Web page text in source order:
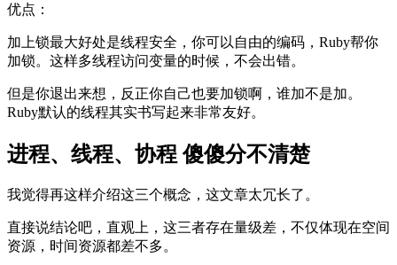
优点：
加上锁最大好处是线程安全，你可以自由的编码，Ruby帮你
加锁。这样多线程访问变量的时候，不会出错。
但是你退出来想，反正你自己也要加锁啊，谁加不是加。
Ruby默认的线程其实书写起来非常友好。
进程、线程、协程 傻傻分不清楚
我觉得再这样介绍这三个概念，这文章太冗长了。
直接说结论吧，直观上，这三者存在量级差，不仅体现在空间
资源，时间资源都差不多。